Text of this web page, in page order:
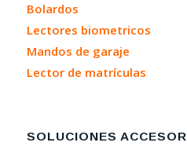
Bolardos
Lectores biometricos
Mandos de garaje
Lector de matrículas
SOLUCIONES ACCESOR